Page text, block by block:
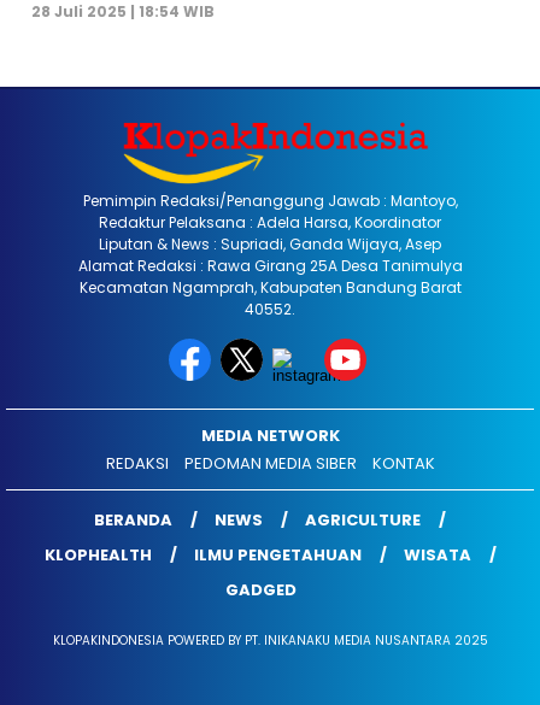
28 Juli 2025 | 18:54 WIB
Pemimpin Redaksi/Penanggung Jawab : Mantoyo,
Redaktur Pelaksana : Adela Harsa, Koordinator
Liputan & News : Supriadi, Ganda Wijaya, Asep
Alamat Redaksi : Rawa Girang 25A Desa Tanimulya
Kecamatan Ngamprah, Kabupaten Bandung Barat
40552.
MEDIA NETWORK
REDAKSI
PEDOMAN MEDIA SIBER KONTAK
BERANDA NEWS
AGRICULTURE
KLOPHEALTH
ILMU PENGETAHUAN
WISATA
GADGED
KLOPAKINDONESIA POWERED BY PT. INIKANAKU MEDIA NUSANTARA 2025